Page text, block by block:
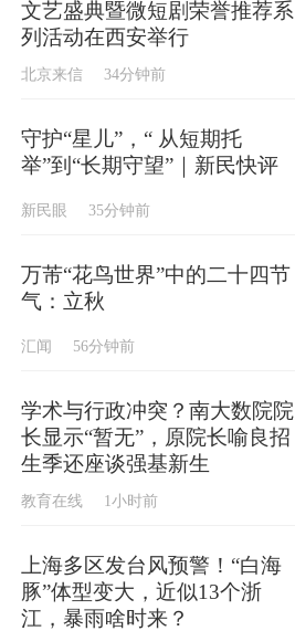
文艺盛典暨微短剧荣誉推荐系
列活动在西安举行
北京来信 34分钟前
守护“星儿”，“ 从短期托
举”到“长期守望”｜新民快评
新民眼 35分钟前
万芾“花鸟世界”中的二十四节
气：立秋
汇闻 56分钟前
学术与行政冲突？南大数院院
长显示“暂无”，原院长喻良招
生季还座谈强基新生
教育在线 1小时前
上海多区发台风预警！“白海
豚”体型变大，近似13个浙
江，暴雨啥时来？